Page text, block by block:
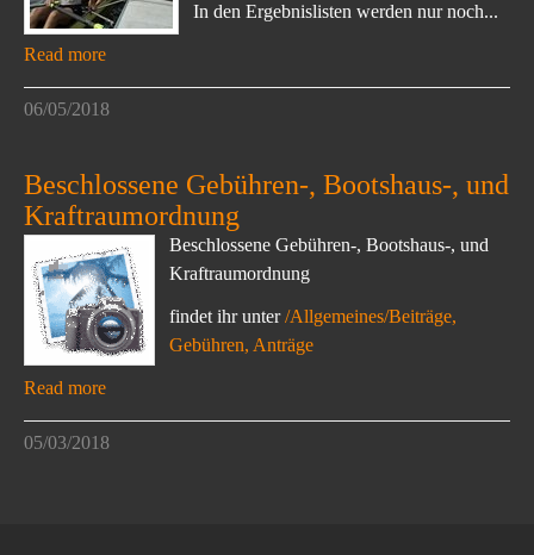
In den Ergebnislisten werden nur noch...
Read more
06/05/2018
Beschlossene Gebühren-, Bootshaus-, und
Kraftraumordnung
Beschlossene Gebühren-, Bootshaus-, und
Kraftraumordnung
findet ihr unter/Allgemeines/Beiträge,
Gebühren, Anträge
Read more
05/03/2018